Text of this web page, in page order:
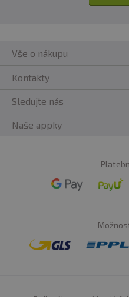
Vše o nákupu
Kontakty
Sledujte nás
Naše appky